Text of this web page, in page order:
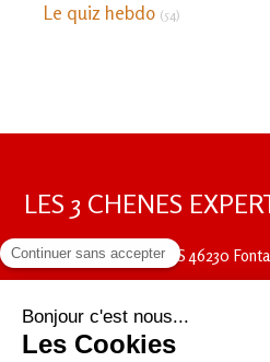
Le quiz hebdo (54)
LES 3 CHENES
35 RUE GAMAS46230